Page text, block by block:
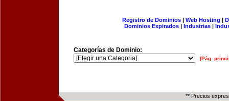
Registro de Dominios| Web Hosting |
Dominios Expirados | Industrias |
Categorías de Dominio:
[Pág.
** Precios